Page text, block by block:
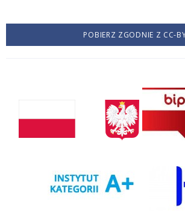
POBIERZ ZGODNIE Z CC-